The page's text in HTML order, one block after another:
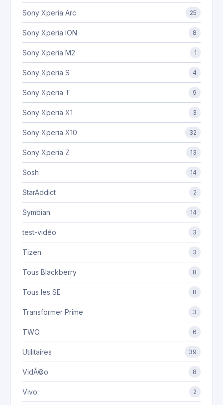
Sony Xperia Arc 25
Sony Xperia ION 8
Sony Xperia M2 1
Sony Xperia S 4
Sony Xperia T 9
Sony Xperia X1 3
Sony Xperia X10 32
Sony Xperia Z 13
Sosh 14
StarAddict 2
Symbian 14
test-vidéo 3
Tizen 3
Tous Blackberry 8
Tous les SE 8
Transformer Prime 3
TWO 6
Utilitaires 39
VidÃ©o 8
Vivo 2